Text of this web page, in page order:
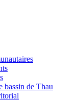
bassin de Thau